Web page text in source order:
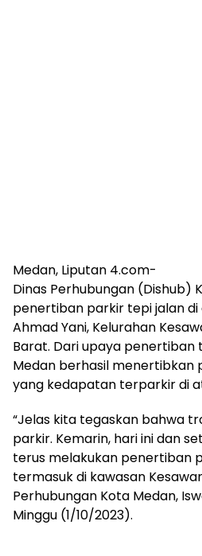
Medan, Liputan 4.com-
Dinas Perhubungan (Dishub)
penertiban parkir tepi jalan
Ahmad Yani, Kelurahan
Barat. Dari upaya penertiban
Medan berhasil menertibkan
yang kedapatan terparkir di
“Jelas kita tegaskan bahwa
parkir. Kemarin, hari ini dan
terus melakukan penertiban
termasuk di kawasan
Perhubungan Kota Medan,
Minggu (1/10/2023).